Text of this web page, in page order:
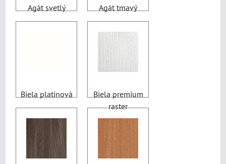
Agát svetlý Agát tmavý
Biela platinová
Biela premium
raster